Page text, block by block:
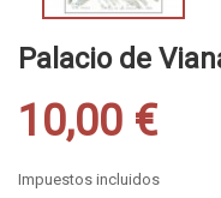
Palacio de
10,00 €
Impuestos incluidos